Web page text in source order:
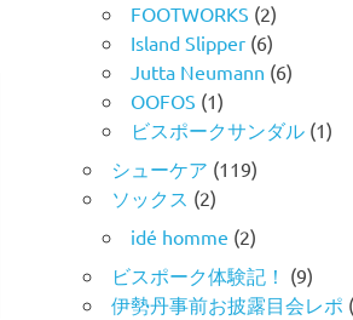
FOOTWORKS (2)
Island Slipper (6)
Jutta Neumann (6)
OOFOS (1)
ビスポークサンダル (1)
シューケア (119)
ソックス (2)
idé homme (2)
ビスポーク体験記！ (9)
伊勢丹事前お披露目会レポ